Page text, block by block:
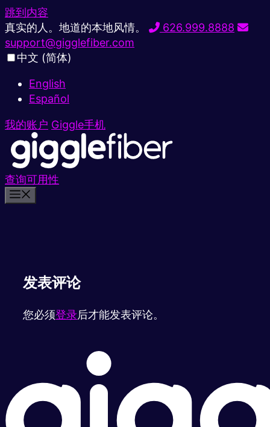
跳到内容
真实的人。地道的本地风情。
626.999.8888
support@gigglefiber.com
中文 (简体)
English
Español
我的账户 Giggle手机
查询可用性
发表评论
您必须登录后才能发表评论。